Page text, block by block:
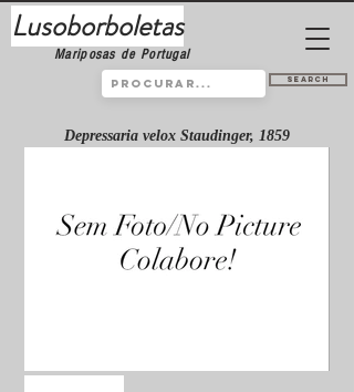
Lusoborboletas
Mariposas de Portugal
Search
Depressaria velox Staudinger, 1859